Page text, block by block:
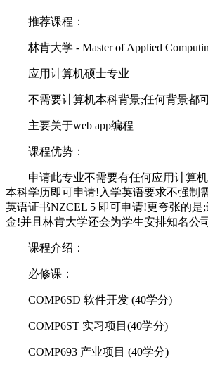
推荐课程：
林肯大学 - Master of Applied
应用计算机硕士专业
不需要计算机本科背景;任何背景都
主要关于web app编程
课程优势：
申请此专业不需要有任何应用计算机
本科学历即可申请!入学英语要求不强制
英语证书NZCEL 5 即可申请!更夸张的是
金!并且林肯大学还会为学生安排知名公
课程介绍：
必修课：
COMP6SD 软件开发 (40学分)
COMP6ST 实习项目(40学分)
COMP693 产业项目 (40学分)